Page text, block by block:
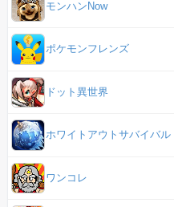
モンハンNow
ポケモンフレンズ
ドット異世界
ホワイトアウトサバイバル
ワンコレ